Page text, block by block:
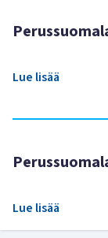
Lue lisää
Lue lisää